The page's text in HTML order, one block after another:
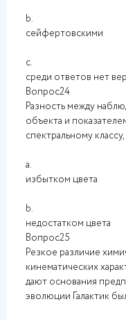
b.
сейфертовскими
c.
среди ответов нет
Вопрос24
Разность между
объекта и
спектральному
a.
избытком цвета
b.
недостатком цвета
Вопрос25
Резкое различие
кинематических
дают основания
эволюции Галактик